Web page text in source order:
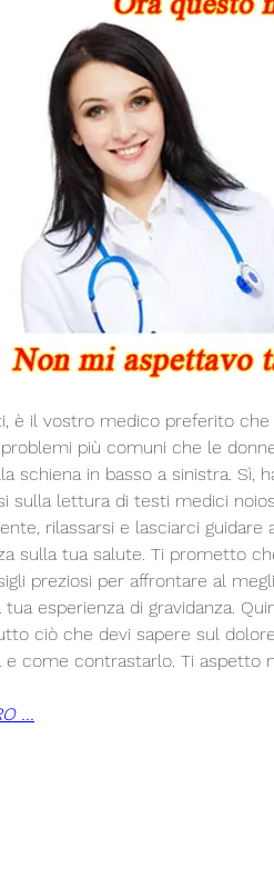
è il vostro medico preferito che
più comuni che le
schiena in basso a sinistra. Sì,
sulla lettura di testi medici
rilassarsi e lasciarci
sulla tua salute. Ti prometto
preziosi per affrontare al
tua esperienza di gravidanza.
ciò che devi sapere sul
e come contrastarlo. Ti aspetto
...